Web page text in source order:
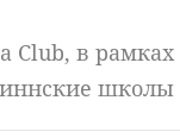
Club, в рамках
школы